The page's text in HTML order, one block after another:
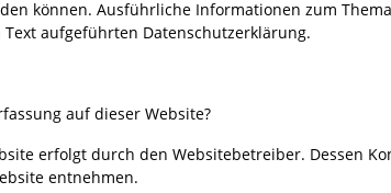
können. Ausführliche Informationen zum
aufgeführten Datenschutzerklärung.
auf dieser Website?
erfolgt durch den Websitebetreiber. Dessen
entnehmen.